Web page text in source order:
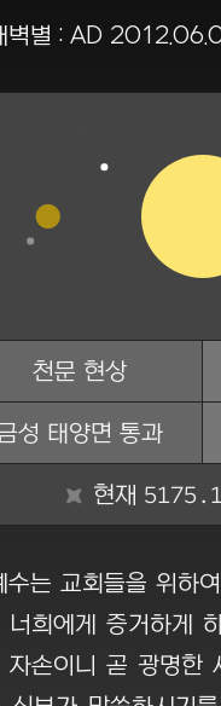
벽별 : AD
천문 현상
성 태양면 통과
현재
수는 교회들을 위하
너희에게 증거하게
자손이니 곧 광명한